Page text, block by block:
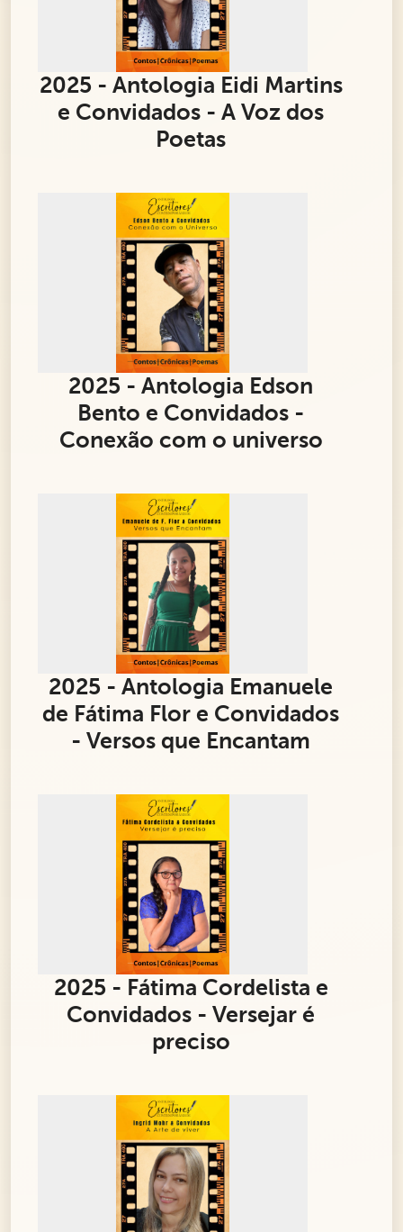
2025 - Antologia Eidi Martins
e Convidados - A Voz dos
Poetas
2025 - Antologia Edson
Bento e Convidados -
Conexão com o universo
2025 - Antologia Emanuele
de Fátima Flor e Convidados
- Versos que Encantam
2025 - Fátima Cordelista e
Convidados - Versejar é
preciso